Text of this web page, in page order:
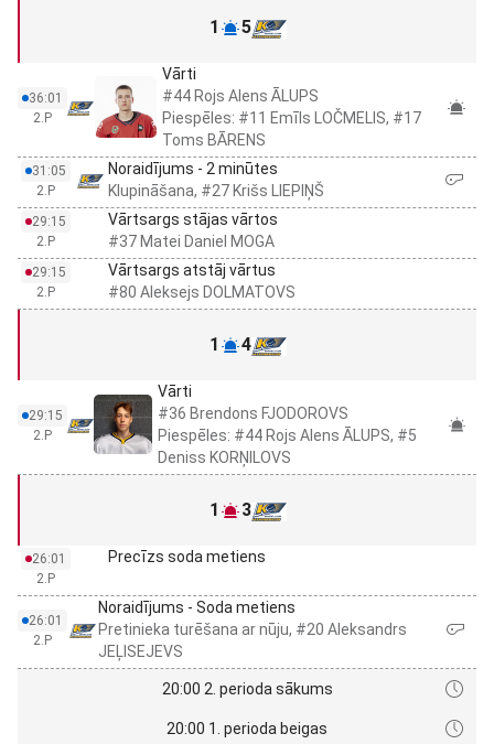
1 5
36:01
2.P
Vārti
#44 Rojs Alens ĀLUPS
Piespēles: #11 Emīls LOČMELIS, #17
Toms BĀRENS
31:05
2.P
Noraidījums - 2 minūtes
Klupināšana, #27 Krišs LIEPIŅŠ
29:15
2.P
Vārtsargs stājas vārtos
#37 Matei Daniel MOGA
29:15
2.P
Vārtsargs atstāj vārtus
#80 Aleksejs DOLMATOVS
1 4
29:15
2.P
Vārti
#36 Brendons FJODOROVS
Piespēles: #44 Rojs Alens ĀLUPS, #5
Deniss KORŅILOVS
1 3
26:01
2.P
Precīzs soda metiens
26:01
2.P
Noraidījums - Soda metiens
Pretinieka turēšana ar nūju, #20 Aleksandrs
JEĻISEJEVS
20:00 2. perioda sākums
20:00 1. perioda beigas